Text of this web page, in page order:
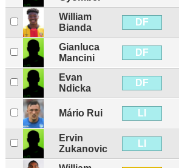
William
Bianda
DF
Gianluca
Mancini
DF
Evan
Ndicka
DF
Mário Rui LI
Ervin
Zukanovic
LI